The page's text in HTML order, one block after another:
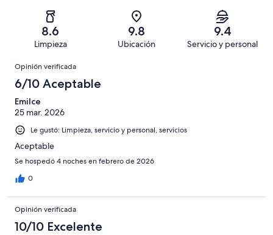
opiniones
opiniones
Aceptable.
de
opiniones
Basada
de
opiniones
Terrible.
Basada
de
56
opiniones
8.6
Limpieza
9.8
Ubicación
9.4
Servicio y personal
Opiniones
Opinión verificada
6/10 Aceptable
Emilce
25 mar. 2026
Le gustó: Limpieza, servicio y personal, servicios
Aceptable
Se hospedó 4 noches en febrero de 2026
0
Opinión verificada
10/10 Excelente